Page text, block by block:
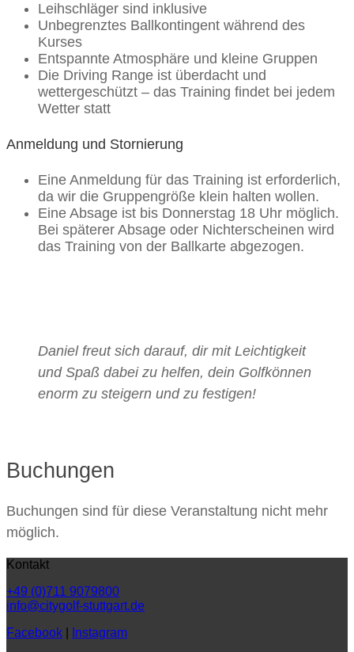
Leihschläger sind inklusive
Unbegrenztes Ballkontingent während des
Kurses
Entspannte Atmosphäre und kleine Gruppen
Die Driving Range ist überdacht und
wettergeschützt – das Training findet bei jedem
Wetter statt
Anmeldung und Stornierung
Eine Anmeldung für das Training ist erforderlich,
da wir die Gruppengröße klein halten wollen.
Eine Absage ist bis Donnerstag 18 Uhr möglich.
Bei späterer Absage oder Nichterscheinen wird
das Training von der Ballkarte abgezogen.
Daniel freut sich darauf, dir mit Leichtigkeit
und Spaß dabei zu helfen, dein Golfkönnen
enorm zu steigern und zu festigen!
Buchungen
Buchungen sind für diese Veranstaltung nicht mehr
möglich.
Kontakt
+49 (0)711 9079800
info@citygolf-stuttgart.de
Facebook
Instagram